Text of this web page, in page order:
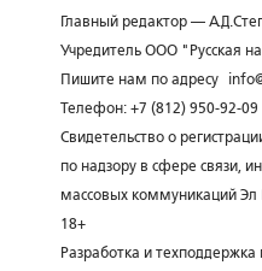
Главный редактор —
Учредитель ООО "Русская
Пишите нам по адресу
Телефон: +7 (812) 950-92-09
Свидетельство о
по надзору в сфере связи,
массовых коммуникаций
18+
Разработка и техподдержка